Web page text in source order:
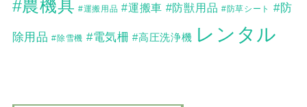
#農機具 #運搬用品 #運搬車 #防獣用品 #防草シート #防
除用品 #除雪機 #電気柵 #高圧洗浄機 レンタル